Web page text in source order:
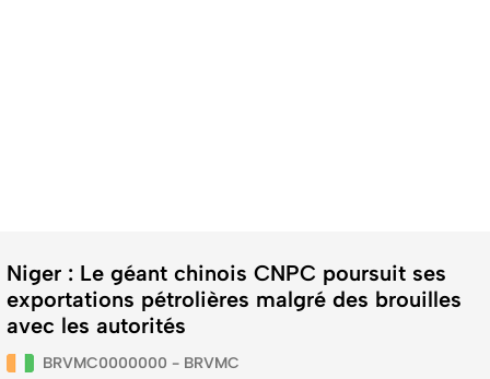
Niger : Le géant chinois CNPC poursuit ses
exportations pétrolières malgré des brouilles
avec les autorités
BRVMC0000000 - BRVMC